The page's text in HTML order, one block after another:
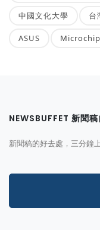
中國文化大學 台
ASUS Microchip
NEWSBUFFET 新聞
新聞稿的好去處，三分鐘